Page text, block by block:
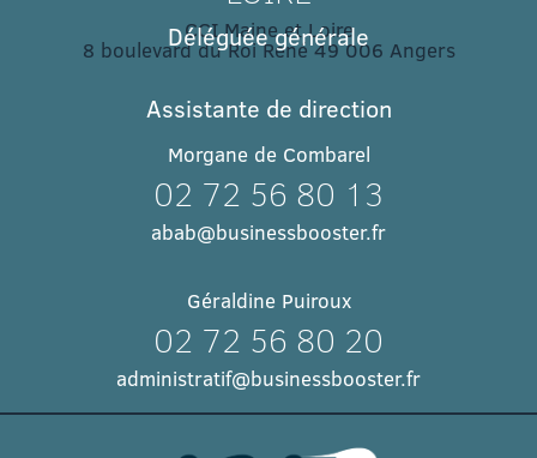
CCI Maine et Loire
8 boulevard du Roi René 49 006 Angers​
Déléguée générale
Assistante de direction
Morgane de Combarel
02 72 56 80 13
abab@businessbooster.fr
Géraldine Puiroux
02 72 56 80 20
administratif@businessbooster.fr